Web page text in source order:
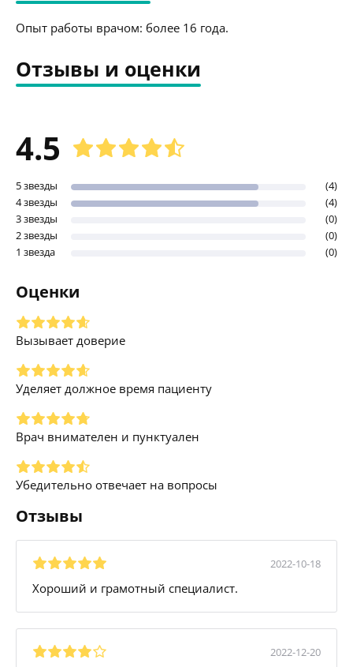
Опыт работы врачом: более 16 года.
Отзывы и оценки
4.5
5 звезды
(4)
4 звезды
(4)
3 звезды
(0)
2 звезды
(0)
1 звезда
(0)
Оценки
Вызывает доверие
Уделяет должное время пациенту
Врач внимателен и пунктуален
Убедительно отвечает на вопросы
Отзывы
2022-10-18
Хороший и грамотный специалист.
2022-12-20